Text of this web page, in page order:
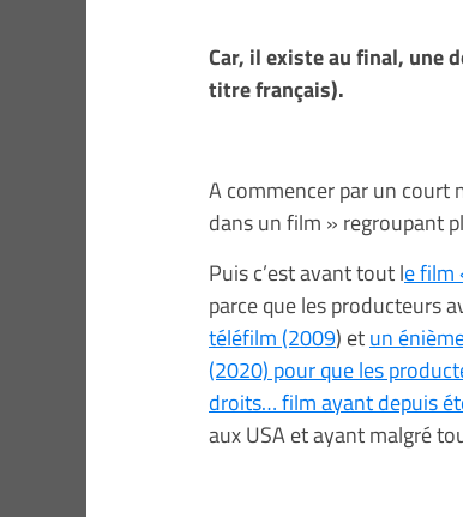
Car, il existe au final, une
titre français).
A commencer par un court
dans un film » regroupant
Puis c’est avant tout le film
parce que les producteurs
téléfilm (2009) etun
(2020) pour que les
droits… film ayant depuis
aux USA et ayant malgré